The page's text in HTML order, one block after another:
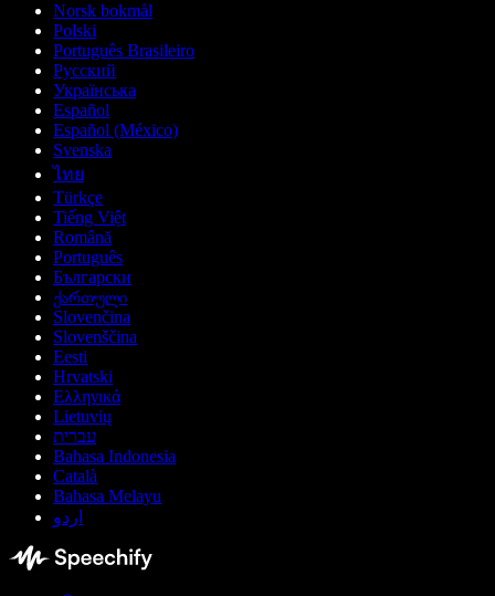
Norsk bokmål
Polski
Português Brasileiro
Русский
Українська
Español
Español (México)
Svenska
ไทย
Türkçe
Tiếng Việt
Română
Português
Български
ქართული
Slovenčina
Slovenščina
Eesti
Hrvatski
Ελληνικά
Lietuvių
עברית
Bahasa Indonesia
Català
Bahasa Melayu
اردو